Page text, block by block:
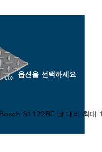
S1122BF 날 대비 최대
옵션을 선택하세요